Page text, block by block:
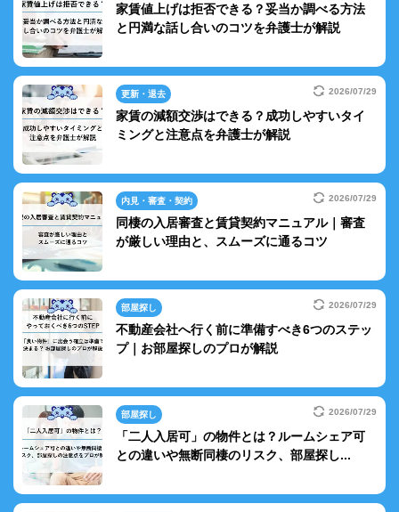
家賃値上げは拒否できる？妥当か調べる方法
と円満な話し合いのコツを弁護士が解説
更新・退去 2026/07/29
家賃の減額交渉はできる？成功しやすいタイ
ミングと注意点を弁護士が解説
内見・審査・契約 2026/07/29
同棲の入居審査と賃貸契約マニュアル｜審査
が厳しい理由と、スムーズに通るコツ
部屋探し 2026/07/29
不動産会社へ行く前に準備すべき6つのステッ
プ｜お部屋探しのプロが解説
部屋探し 2026/07/29
「二人入居可」の物件とは？ルームシェア可
との違いや無断同棲のリスク、部屋探し...